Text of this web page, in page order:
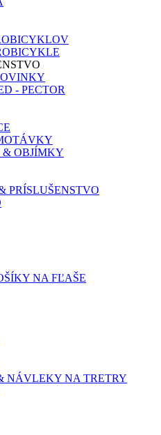
- PECTOR
& OBJÍMKY
PRÍSLUŠENSTVO
NA FĽAŠE
NÁVLEKY NA TRETRY